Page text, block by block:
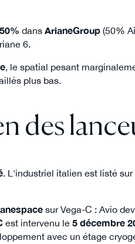
50% dansArianeGroup (50%
6.
, le spatial pesant
plus bas.
des
. L'industriel italien est listé sur
sur Vega-C : Avio
est intervenu le5 décembre
avec un étage